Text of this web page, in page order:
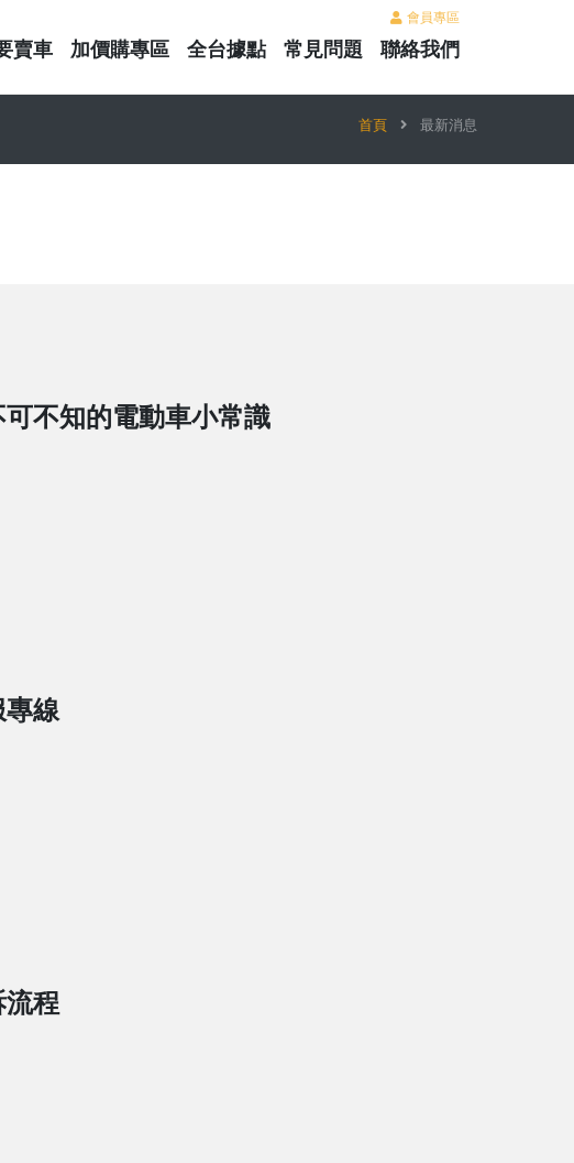
會員專區
賣車 加價購專區 全台據點 常見問題 聯絡我們
首頁 最新消息
不知的電動車小常識
線
流程